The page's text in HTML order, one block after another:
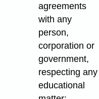
agreements
with any
person,
corporation or
government,
respecting any
educational